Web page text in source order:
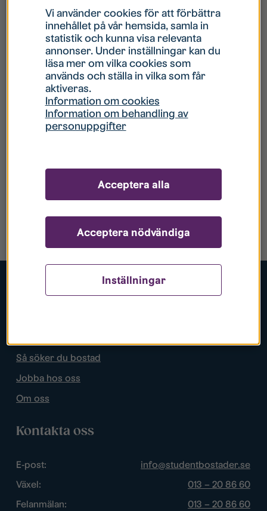
Populära sidor
Så söker du bostad
Jobba hos oss
Om oss
Kontakta oss
E-post:
info@studentbostader.se
Växel:
013 – 20 86 60
Felanmälan:
013 – 20 86 60
Vi använder cookies för att förbättra
innehållet på vår hemsida, samla in
statistik och kunna visa relevanta
annonser. Under inställningar kan du
läsa mer om vilka cookies som
används och ställa in vilka som får
aktiveras.
Information om cookies
Information om behandling av
personuppgifter
Inställningar
Acceptera nödvändiga
Acceptera alla